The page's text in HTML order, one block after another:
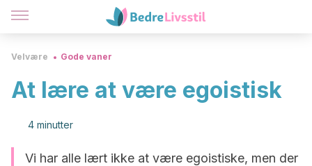
Velvære Gode vaner
At lære at være egoistisk
4 minutter
Vi har alle lært ikke at være egoistiske, men der